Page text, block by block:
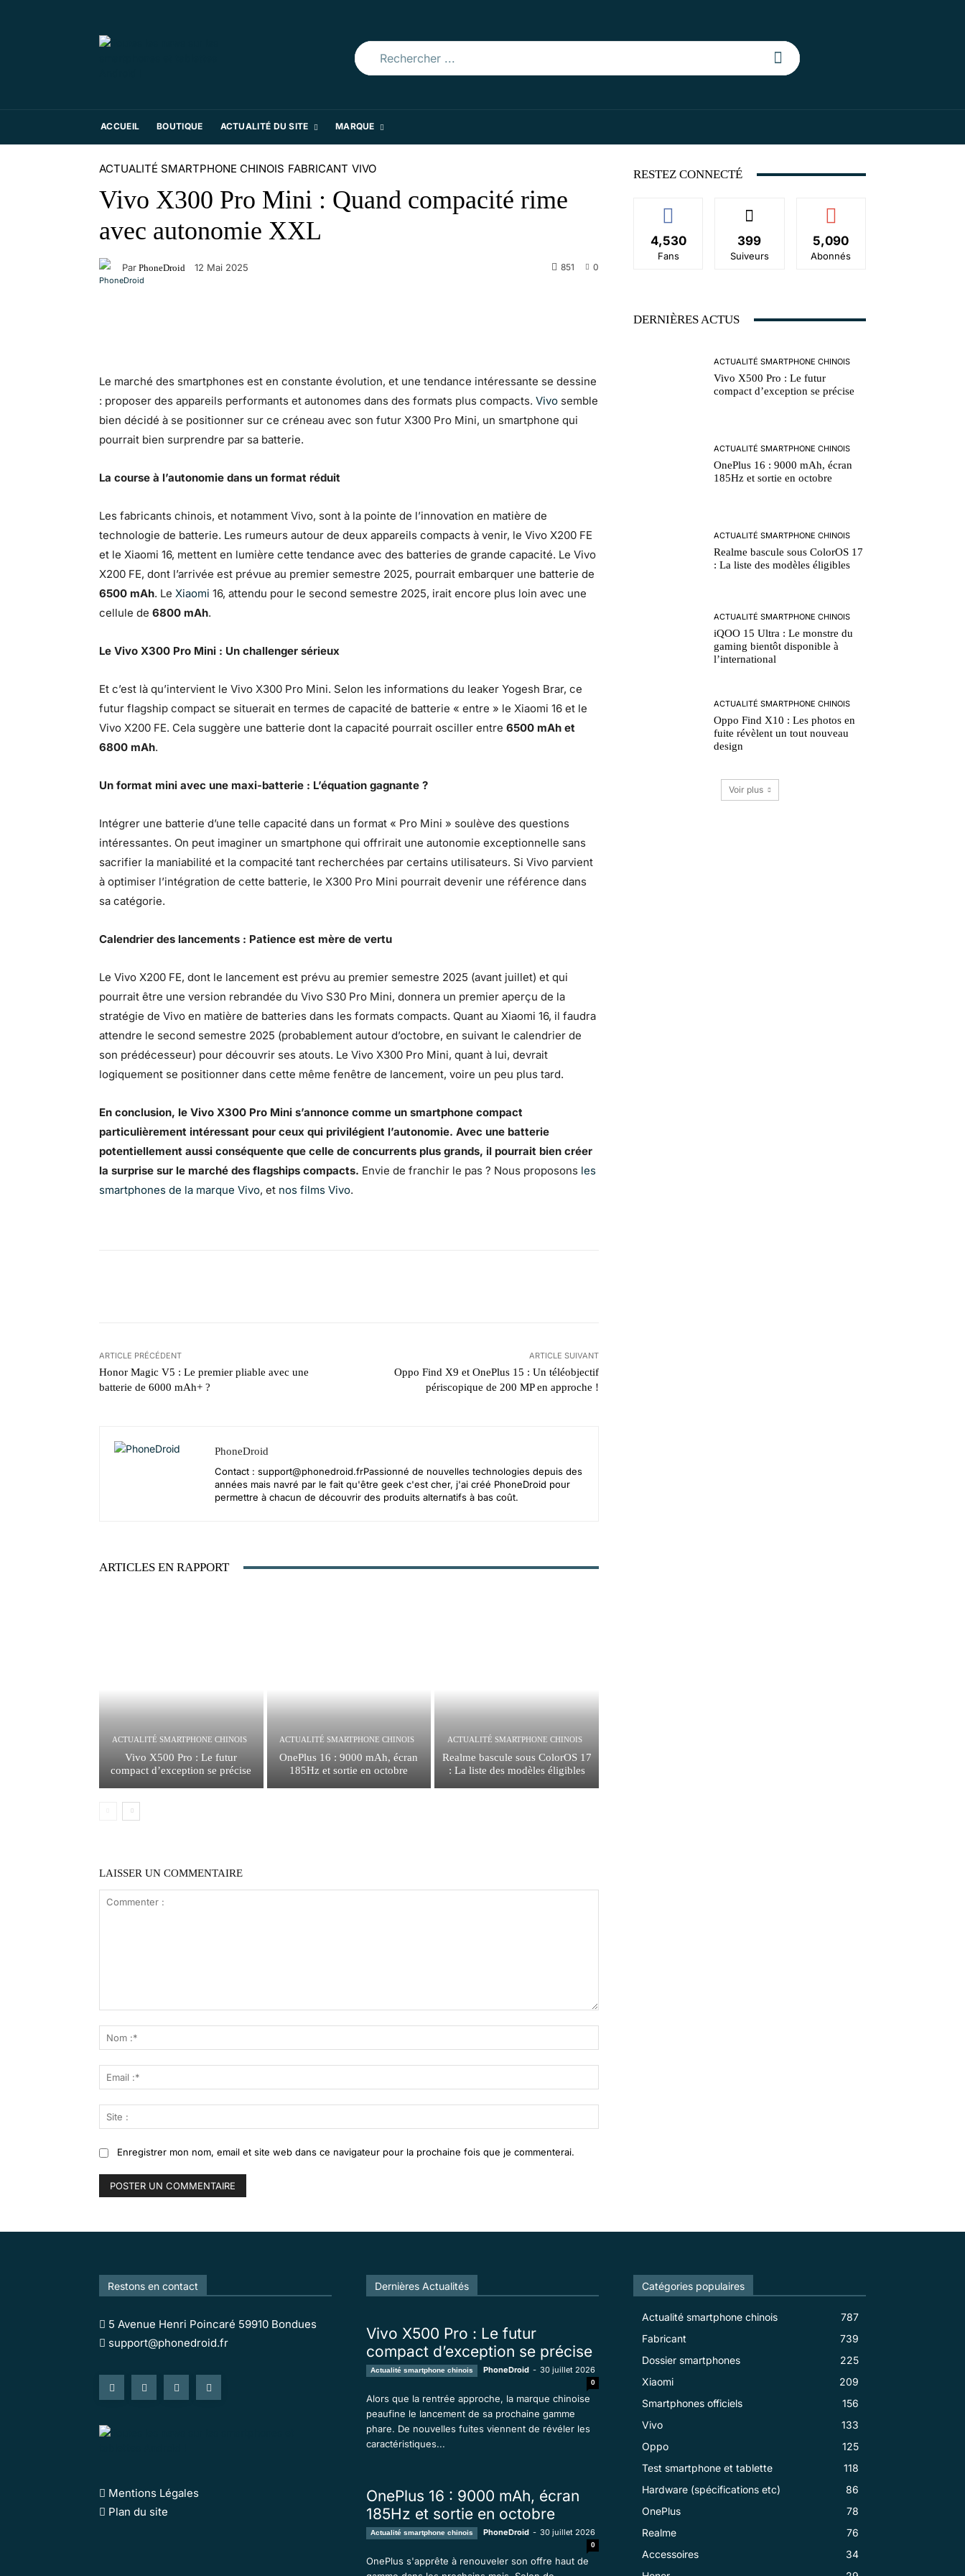
Rechercher ...
ACCUEIL BOUTIQUE ACTUALITÉ DU SITE MARQUE
ACTUALITÉ SMARTPHONE CHINOIS FABRICANT VIVO
Vivo X300 Pro Mini : Quand compacité rime
avec autonomie XXL
Par PhoneDroid 12 Mai 2025 0
851
Le marché des smartphones est en constante évolution, et une tendance intéressante se dessine
: proposer des appareils performants et autonomes dans des formats plus compacts. Vivo semble
bien décidé à se positionner sur ce créneau avec son futur X300 Pro Mini, un smartphone qui
pourrait bien surprendre par sa batterie.
La course à l’autonomie dans un format réduit
Les fabricants chinois, et notamment Vivo, sont à la pointe de l’innovation en matière de
technologie de batterie. Les rumeurs autour de deux appareils compacts à venir, le Vivo X200 FE
et le Xiaomi 16, mettent en lumière cette tendance avec des batteries de grande capacité. Le Vivo
X200 FE, dont l’arrivée est prévue au premier semestre 2025, pourrait embarquer une batterie de
6500 mAh. Le Xiaomi 16, attendu pour le second semestre 2025, irait encore plus loin avec une
cellule de 6800 mAh.
Le Vivo X300 Pro Mini : Un challenger sérieux
Et c’est là qu’intervient le Vivo X300 Pro Mini. Selon les informations du leaker Yogesh Brar, ce
futur flagship compact se situerait en termes de capacité de batterie « entre » le Xiaomi 16 et le
Vivo X200 FE. Cela suggère une batterie dont la capacité pourrait osciller entre 6500 mAh et
6800 mAh.
Un format mini avec une maxi-batterie : L’équation gagnante ?
Intégrer une batterie d’une telle capacité dans un format « Pro Mini » soulève des questions
intéressantes. On peut imaginer un smartphone qui offrirait une autonomie exceptionnelle sans
sacrifier la maniabilité et la compacité tant recherchées par certains utilisateurs. Si Vivo parvient
à optimiser l’intégration de cette batterie, le X300 Pro Mini pourrait devenir une référence dans
sa catégorie.
Calendrier des lancements : Patience est mère de vertu
Le Vivo X200 FE, dont le lancement est prévu au premier semestre 2025 (avant juillet) et qui
pourrait être une version rebrandée du Vivo S30 Pro Mini, donnera un premier aperçu de la
stratégie de Vivo en matière de batteries dans les formats compacts. Quant au Xiaomi 16, il faudra
attendre le second semestre 2025 (probablement autour d’octobre, en suivant le calendrier de
son prédécesseur) pour découvrir ses atouts. Le Vivo X300 Pro Mini, quant à lui, devrait
logiquement se positionner dans cette même fenêtre de lancement, voire un peu plus tard.
En conclusion, le Vivo X300 Pro Mini s’annonce comme un smartphone compact
particulièrement intéressant pour ceux qui privilégient l’autonomie. Avec une batterie
potentiellement aussi conséquente que celle de concurrents plus grands, il pourrait bien créer
la surprise sur le marché des flagships compacts. Envie de franchir le pas ? Nous proposons les
smartphones de la marque Vivo, et nos films Vivo.
ARTICLE PRÉCÉDENT
Honor Magic V5 : Le premier pliable avec une
batterie de 6000 mAh+ ?
ARTICLE SUIVANT
Oppo Find X9 et OnePlus 15 : Un téléobjectif
périscopique de 200 MP en approche !
PhoneDroid
Contact : support@phonedroid.frPassionné de nouvelles technologies depuis des
années mais navré par le fait qu'être geek c'est cher, j'ai créé PhoneDroid pour
permettre à chacun de découvrir des produits alternatifs à bas coût.
ARTICLES EN RAPPORT
ACTUALITÉ SMARTPHONE CHINOIS
Vivo X500 Pro : Le futur
compact d’exception se précise
ACTUALITÉ SMARTPHONE CHINOIS
OnePlus 16 : 9000 mAh, écran
185Hz et sortie en octobre
ACTUALITÉ SMARTPHONE CHINOIS
Realme bascule sous ColorOS 17
: La liste des modèles éligibles
LAISSER UN COMMENTAIRE
:*
:*
:
Enregistrer mon nom, email et site web dans ce navigateur pour la prochaine fois que je commenterai.
RESTEZ CONNECTÉ
4,530
Fans
399
Suiveurs
5,090
Abonnés
DERNIÈRES ACTUS
ACTUALITÉ SMARTPHONE CHINOIS
Vivo X500 Pro : Le futur
compact d’exception se précise
ACTUALITÉ SMARTPHONE CHINOIS
OnePlus 16 : 9000 mAh, écran
185Hz et sortie en octobre
ACTUALITÉ SMARTPHONE CHINOIS
Realme bascule sous ColorOS 17
: La liste des modèles éligibles
ACTUALITÉ SMARTPHONE CHINOIS
iQOO 15 Ultra : Le monstre du
gaming bientôt disponible à
l’international
ACTUALITÉ SMARTPHONE CHINOIS
Oppo Find X10 : Les photos en
fuite révèlent un tout nouveau
design
Voir plus
Restons en contact
5 Avenue Henri Poincaré 59910 Bondues
support@phonedroid.fr
Mentions Légales
Plan du site
Dernières Actualités
Vivo X500 Pro : Le futur
compact d’exception se précise
Actualité smartphone chinois PhoneDroid - 30 juillet 2026
0
Alors que la rentrée approche, la marque chinoise
peaufine le lancement de sa prochaine gamme
phare. De nouvelles fuites viennent de révéler les
caractéristiques...
OnePlus 16 : 9000 mAh, écran
185Hz et sortie en octobre
Actualité smartphone chinois PhoneDroid - 30 juillet 2026
0
OnePlus s'apprête à renouveler son offre haut de
Catégories populaires
Actualité smartphone chinois
787
Fabricant
739
Dossier smartphones
225
Xiaomi
209
Smartphones officiels
156
Vivo
133
Oppo
125
Test smartphone et tablette
118
Hardware (spécifications etc)
86
OnePlus
78
Realme
76
Accessoires
34